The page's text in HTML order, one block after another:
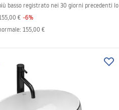
basso registrato nei 30 giorni precedenti lo
€ -6%
: 155,00 €